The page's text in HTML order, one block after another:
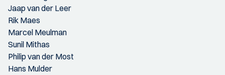
Jaap van der Leer
Rik Maes
Marcel Meulman
Sunil Mithas
Philip van der Most
Hans Mulder